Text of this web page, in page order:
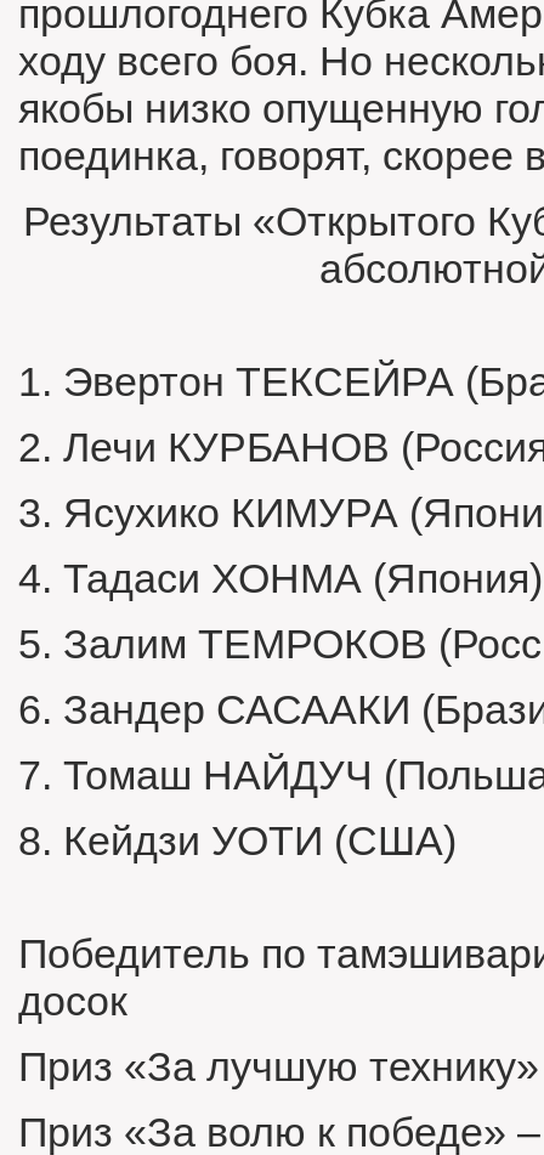
прошлогоднего Кубка
ходу всего боя. Но
якобы низко опущенную
поединка, говорят, скорее
Результаты «Открытого
1. Эвертон ТЕКСЕЙРА
2. Лечи КУРБАНОВ
3. Ясухико КИМУРА
4. Тадаси ХОНМА (Япония)
5. Залим ТЕМРОКОВ
6. Зандер САСААКИ
7. Томаш НАЙДУЧ
8. Кейдзи УОТИ (США)
Победитель по
досок
Приз «За лучшую
Приз «За волю к